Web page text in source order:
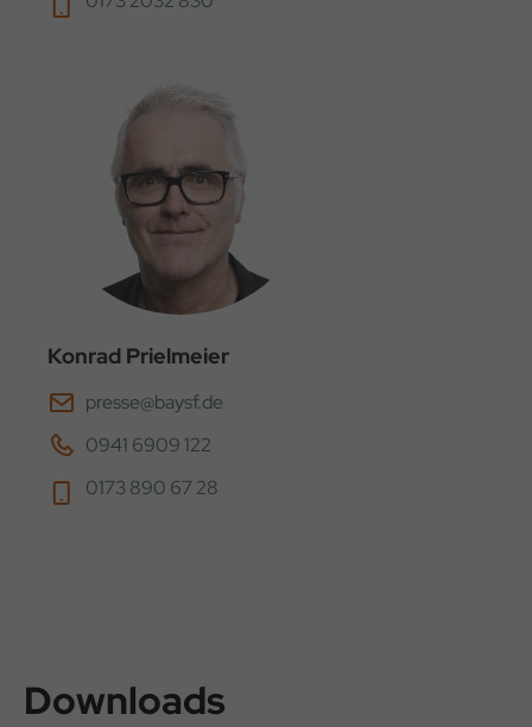
Konrad Prielmeier
presse@baysf.de
0941 6909 122
0173 890 67 28
Downloads